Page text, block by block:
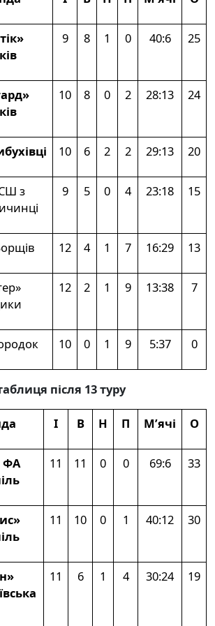
9 8 1 0 40:6 25
10 8 0 2 28:13 24
10 6 2 2 29:13 20
з
9 5 0 4 23:18 15
12 4 1 7 16:29 13
12 2 1 9 13:38 7
10 0 1 9 5:37 0
після 13 туру
І В Н П М’ячі О
11 11 0 0 69:6 33
11 10 0 1 40:12 30
11 6 1 4 30:24 19